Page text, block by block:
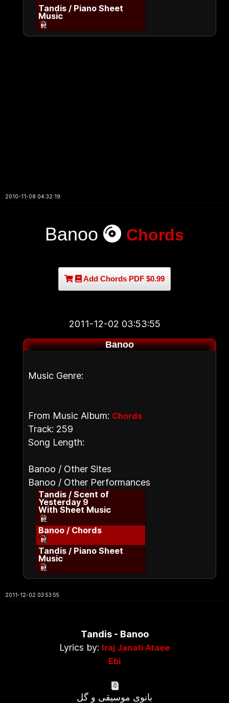
Tandis / Piano Sheet
Music
2010-11-08 04:32:19
Banoo Chords
Add Chords PDF $0.99
2011-12-02 03:53:55
Banoo
Music Genre:
From Music Album: Chords
Track: 259
Song Length:
Banoo / Other Sites
Banoo / Other Performances
Tandis / Scent of
Yesterday 9
With Sheet Music
Banoo / Chords
Tandis / Piano Sheet
Music
2011-12-02 03:53:55
Tandis - Banoo
Lyrics by: Iraj Janati Ataee
Ebi
بانوی موسیقی و گل